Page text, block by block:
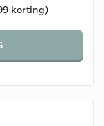
korting)